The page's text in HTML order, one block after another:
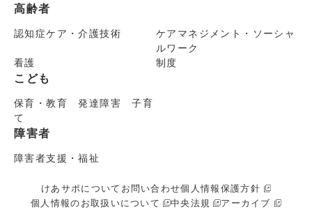
高齢者
認知症ケア・介護技術
ケアマネジメント・ソーシャ
ルワーク
看護
制度
こども
保育・教育 発達障害 子育
て
障害者
障害者支援・福祉
けあサポについて お問い合わせ個人情報保護方針
個人情報のお取扱いについて
中央法規 アーカイブ